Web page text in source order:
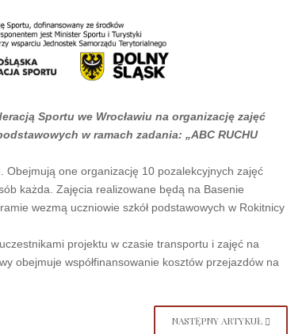
Sportu we Wrocławiu na organizację zajęć
w ramach zadania: „ABC RUCHU
Obejmują one organizację 10 pozalekcyjnych zajęć
każda. Zajęcia realizowane będą na Basenie
wezmą uczniowie szkół podstawowych w Rokitnicy
projektu w czasie transportu i zajęć na
obejmuje współfinansowanie kosztów przejazdów na
NASTĘPNY ARTYKUŁ